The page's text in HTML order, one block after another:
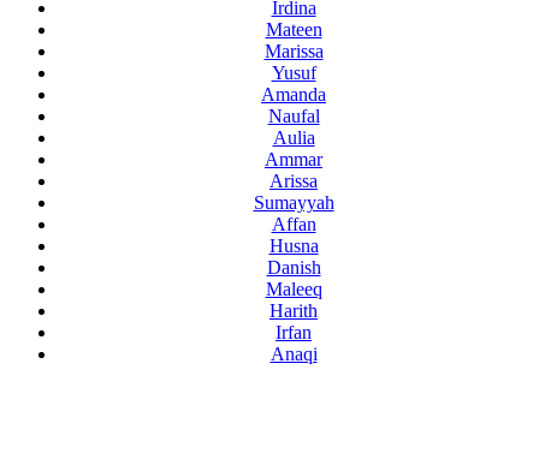
Irdina
Mateen
Marissa
Yusuf
Amanda
Naufal
Aulia
Ammar
Arissa
Sumayyah
Affan
Husna
Danish
Maleeq
Harith
Irfan
Anaqi